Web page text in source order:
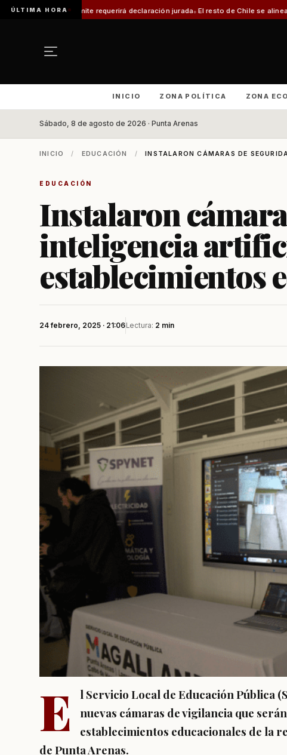
ÚLTIMA HORA
requerirá declaración jurada El resto de Chile se alineará con Magallanes:
INICIO ZONA POLÍTICA ZONA
Sábado, 8 de agosto de 2026 · Punta Arenas
INICIO / EDUCACIÓN / INSTALARON CÁMARAS DE
EDUCACIÓN
Instalaron
inteligencia
establecimientos
24 febrero, 2025 · 21:06Lectura: 2 min
E
l Servicio Local de Educación Pública
nuevas cámaras de vigilancia que
establecimientos educacionales de la
de Punta Arenas.